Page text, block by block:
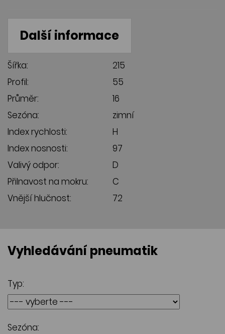
Další informace
Šířka:
215
Profil:
55
Průměr:
16
Sezóna:
zimní
Index rychlosti:
H
Index nosnosti:
97
Valivý odpor:
D
Přilnavost na mokru:
C
Vnější hlučnost:
72
Vyhledávání pneumatik
Typ:
Sezóna: